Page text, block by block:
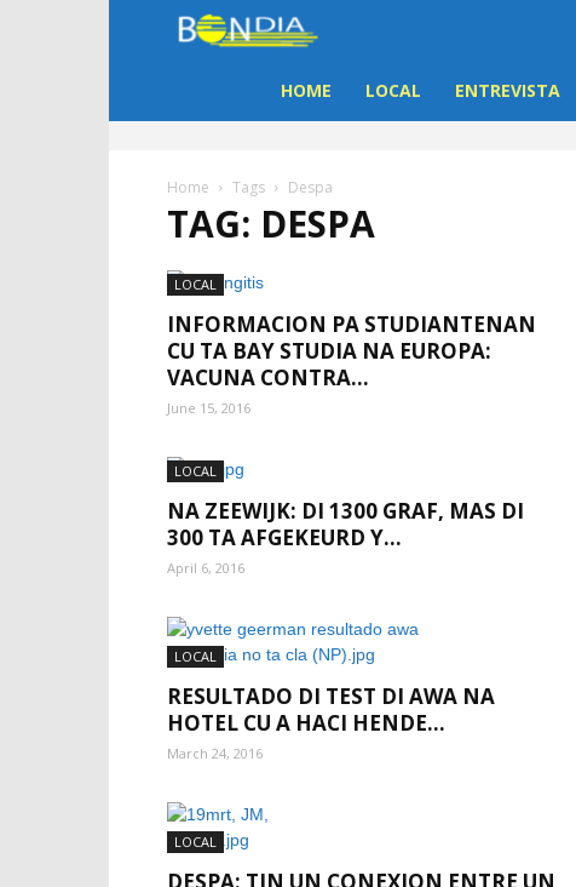
Dia
|
di
Aruba
HOME LOCAL ENTREVISTA
Home Tags Despa
TAG: DESPA
LOCAL
INFORMACION PA STUDIANTENAN
CU TA BAY STUDIA NA EUROPA:
VACUNA CONTRA...
June 15, 2016
LOCAL
NA ZEEWIJK: DI 1300 GRAF, MAS DI
300 TA AFGEKEURD Y...
April 6, 2016
LOCAL
RESULTADO DI TEST DI AWA NA
HOTEL CU A HACI HENDE...
March 24, 2016
LOCAL